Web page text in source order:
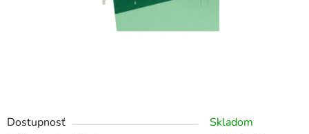
Dostupnosť
Skladom